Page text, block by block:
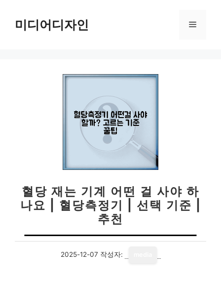
미디어디자인 메
혈당 재는 기계 어떤 걸 사야 하
나요 | 혈당측정기 | 선택 기준 |
추천
2025-12-07 작성자: